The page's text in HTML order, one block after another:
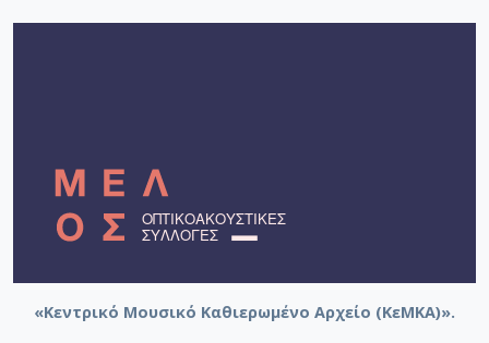
«Κεντρικό Μουσικό Καθιερωμένο Αρχείο (ΚεΜΚΑ)».